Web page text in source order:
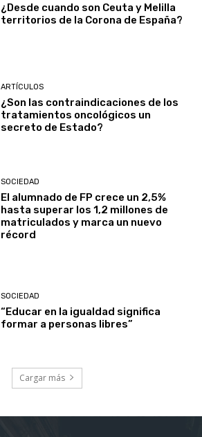
¿Desde cuando son Ceuta y Melilla
territorios de la Corona de España?
ARTÍCULOS
¿Son las contraindicaciones de los
tratamientos oncológicos un
secreto de Estado?
SOCIEDAD
El alumnado de FP crece un 2,5%
hasta superar los 1,2 millones de
matriculados y marca un nuevo
récord
SOCIEDAD
“Educar en la igualdad significa
formar a personas libres”
Cargar más